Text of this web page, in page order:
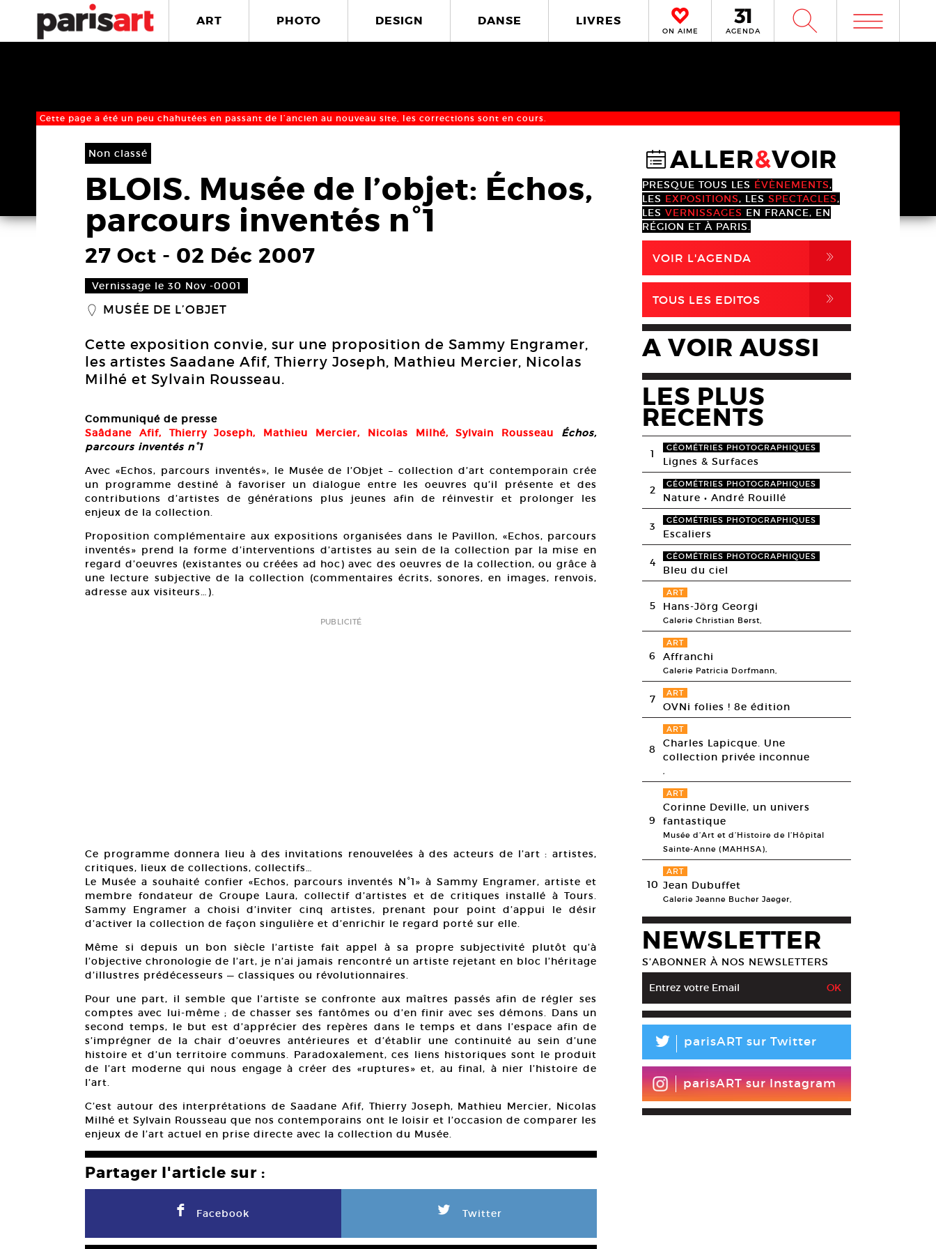
ART PHOTO DESIGN DANSE LIVRES
ON AIME AGENDA W m
Cette page a été un peu chahutées en passant de l’ancien au nouveau site, les corrections sont en cours.
Non classé
BLOIS. Musée de l’objet: Échos,
parcours inventés n°1
27 Oct - 02 Déc 2007
Vernissage le 30 Nov -0001
_ MUSÉE DE L’OBJET
Cette exposition convie, sur une proposition de Sammy Engramer,
les artistes Saadane Afif, Thierry Joseph, Mathieu Mercier, Nicolas
Milhé et Sylvain Rousseau.
Communiqué de presse
Saâdane Afif, Thierry Joseph, Mathieu Mercier, Nicolas Milhé, Sylvain Rousseau
Échos,
parcours inventés n°1
Avec «Echos, parcours inventés», le Musée de l’Objet – collection d’art contemporain crée
un programme destiné à favoriser un dialogue entre les oeuvres qu’il présente et des
contributions d’artistes de générations plus jeunes afin de réinvestir et prolonger les
enjeux de la collection.
Proposition complémentaire aux expositions organisées dans le Pavillon, «Echos, parcours
inventés» prend la forme d’interventions d’artistes au sein de la collection par la mise en
regard d’oeuvres (existantes ou créées ad hoc) avec des oeuvres de la collection, ou grâce à
une lecture subjective de la collection (commentaires écrits, sonores, en images, renvois,
adresse aux visiteurs…).
PUBLICITÉ
Ce programme donnera lieu à des invitations renouvelées à des acteurs de l’art : artistes,
critiques, lieux de collections, collectifs…
Le Musée a souhaité confier «Echos, parcours inventés N°1» à Sammy Engramer, artiste et
membre fondateur de Groupe Laura, collectif d’artistes et de critiques installé à Tours.
Sammy Engramer a choisi d’inviter cinq artistes, prenant pour point d’appui le désir
d’activer la collection de façon singulière et d’enrichir le regard porté sur elle.
Même si depuis un bon siècle l’artiste fait appel à sa propre subjectivité plutôt qu’à
l’objective chronologie de l’art, je n’ai jamais rencontré un artiste rejetant en bloc l’héritage
d’illustres prédécesseurs — classiques ou révolutionnaires.
Pour une part, il semble que l’artiste se confronte aux maîtres passés afin de régler ses
comptes avec lui-même ; de chasser ses fantômes ou d’en finir avec ses démons. Dans un
second temps, le but est d’apprécier des repères dans le temps et dans l’espace afin de
s’imprégner de la chair d’oeuvres antérieures et d’établir une continuité au sein d’une
histoire et d’un territoire communs. Paradoxalement, ces liens historiques sont le produit
de l’art moderne qui nous engage à créer des «ruptures» et, au final, à nier l’histoire de
l’art.
C’est autour des interprétations de Saadane Afif, Thierry Joseph, Mathieu Mercier, Nicolas
Milhé et Sylvain Rousseau que nos contemporains ont le loisir et l’occasion de comparer les
enjeux de l’art actuel en prise directe avec la collection du Musée.
Partager l'article sur :
F Facebook L Twitter
@ALLER&VOIR
PRESQUE TOUS LES ÉVÈNEMENTS,
LES EXPOSITIONS, LES SPECTACLES,
LES VERNISSAGES EN FRANCE, EN
RÉGION ET À PARIS.
VOIR L'AGENDA ,
TOUS LES EDITOS ,
A VOIR AUSSI
LES PLUS
RECENTS
1 GÉOMÉTRIES PHOTOGRAPHIQUES
Lignes & Surfaces
2 GÉOMÉTRIES PHOTOGRAPHIQUES
Nature • André Rouillé
3 GÉOMÉTRIES PHOTOGRAPHIQUES
Escaliers
4 GÉOMÉTRIES PHOTOGRAPHIQUES
Bleu du ciel
5
ART
Hans-Jörg Georgi
Galerie Christian Berst,
6
ART
Affranchi
Galerie Patricia Dorfmann,
7 ART
OVNi folies ! 8e édition
8
ART
Charles Lapicque. Une
collection privée inconnue
,
9
ART
Corinne Deville, un univers
fantastique
Musée d’Art et d’Histoire de l’Hôpital
Sainte-Anne (MAHHSA),
10
ART
Jean Dubuffet
Galerie Jeanne Bucher Jaeger,
NEWSLETTER
S’ABONNER À NOS NEWSLETTERS
L parisART sur Twitter
parisART sur Instagram